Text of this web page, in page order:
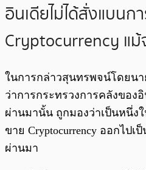
อินเดียไม่ได้สั่งแบนก
Cryptocurrency แ
ในการกล่าวสุนทรพจน์โดยนา
ว่าการกระทรวงการคลังของ
ผ่านมานั้น ถูกมองว่าเป็นหนึ่ง
ขาย Cryptocurrency ออกไป
ผ่านมา